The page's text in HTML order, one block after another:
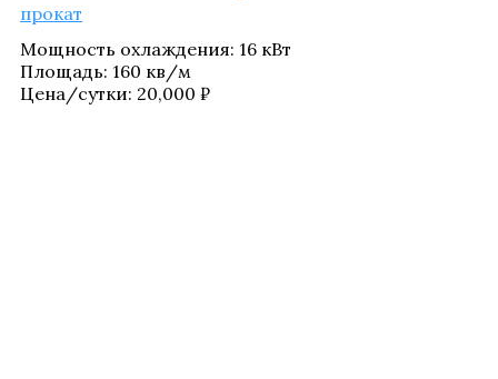
прокат
Мощ­ность охла­жде­ния: 16 кВт
Пло­щадь: 160 кв/​м
Цена/​сутки: 20,000 ₽